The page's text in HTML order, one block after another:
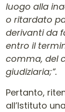
luogo alla
o ritardato
derivanti da
entro il
comma, del
giudiziaria;”.
Pertanto,
all’Istituto